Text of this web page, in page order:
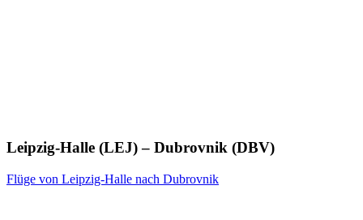
Leipzig-Halle (LEJ) – Dubrovnik (DBV)
Flüge von Leipzig-Halle nach Dubrovnik